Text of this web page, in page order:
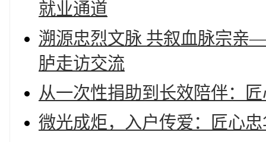
就业通道
溯源忠烈文脉 共叙血脉宗亲
胪走访交流
从一次性捐助到长效陪伴：
微光成炬，入户传爱：匠心